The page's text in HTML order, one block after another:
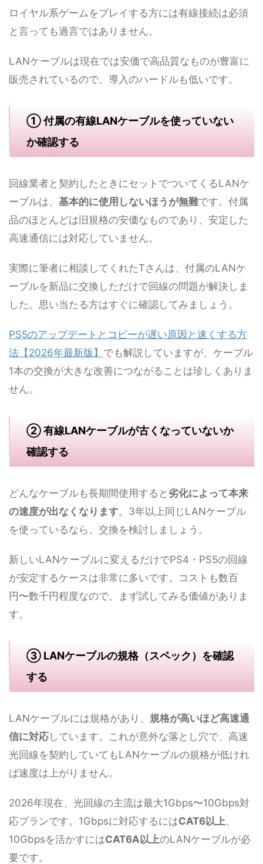
ロイヤル系ゲームをプレイする方には有線接続は必須
と言っても過言ではありません。
LANケーブルは現在では安価で高品質なものが豊富に
販売されているので、導入のハードルも低いです。
① 付属の有線LANケーブルを使っていない
か確認する
回線業者と契約したときにセットでついてくるLANケ
ーブルは、 基本的に使用しないほうが無難です。付属
品のほとんどは旧規格の安価なものであり、安定した
高速通信には対応していません。
実際に筆者に相談してくれたTさんは、付属のLANケ
ーブルを新品に交換しただけで回線の問題が解決しま
した。思い当たる方はすぐに確認してみましょう。
PS5のアップデートとコピーが遅い原因と速くする方
法【2026年最新版】 でも解説していますが、ケーブル
1本の交換が大きな改善につながることは珍しくありま
せん。
② 有線LANケーブルが古くなっていないか
確認する
どんなケーブルも長期間使用すると 劣化によって本来
の速度が出なくなります。3年以上同じLANケーブル
を使っているなら、交換を検討しましょう。
新しいLANケーブルに変えるだけでPS4・PS5の回線
が安定するケースは非常に多いです。コストも数百
円〜数千円程度なので、まず試してみる価値がありま
す。
③ LANケーブルの規格（スペック）を確認
する
LANケーブルには規格があり、 規格が高いほど高速通
信に対応しています。これが意外な落とし穴で、高速
光回線を契約していてもLANケーブルの規格が低けれ
ば速度は上がりません。
2026年現在、光回線の主流は最大1Gbps〜10Gbps対
応プランです。1Gbpsに対応するにはCAT6以上、
10Gbpsを活かすにはCAT6A以上のLANケーブルが必
要です。